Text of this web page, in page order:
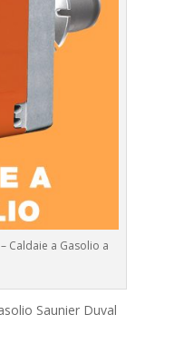
Caldaie a Gasolio a
Saunier Duval